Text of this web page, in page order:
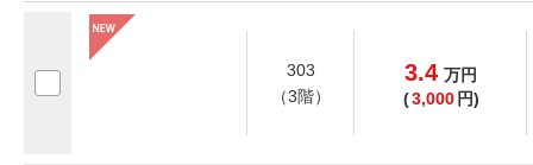
303
（3階）
3.4 万円
(3,000 円)